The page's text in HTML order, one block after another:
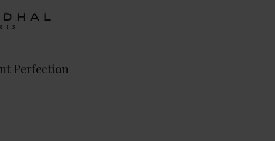
Perfection